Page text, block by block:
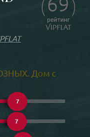
Дом с
7
7